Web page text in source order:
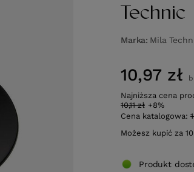
Technic
Marka Mila
10,97 zł
Najniższa cena
10,11 zł +8%
Cena katalogowa:
Możesz kupić za
Produkt